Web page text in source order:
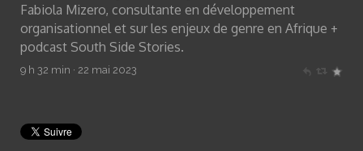
Fabiola Mizero, consultante en développement
organisationnel et sur les enjeux de genre en Afrique +
podcast South Side Stories.
9 h 32 min · 22 mai 2023